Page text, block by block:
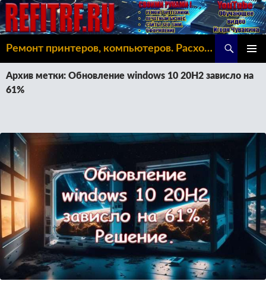
Ремонт принтеров, компьютеров. Расходка, Omoda C5
МЕНЮ
К
СОДЕРЖИМОМУ
Архив метки: Обновление windows 10 20H2 зависло на
61%